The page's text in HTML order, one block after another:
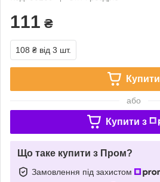
111 ₴
108 ₴ від 3 шт.
Купити
або
Купити з
Що таке купити з Пром?
Замовлення під захистом